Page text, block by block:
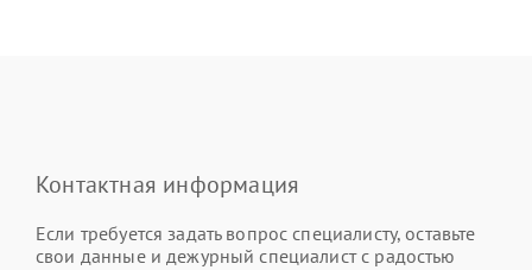
Контактная информация
Если требуется задать вопрос специалисту, оставьте
свои данные и дежурный специалист с радостью